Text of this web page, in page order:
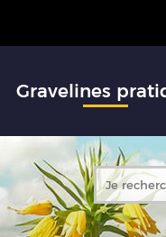
Gravelines